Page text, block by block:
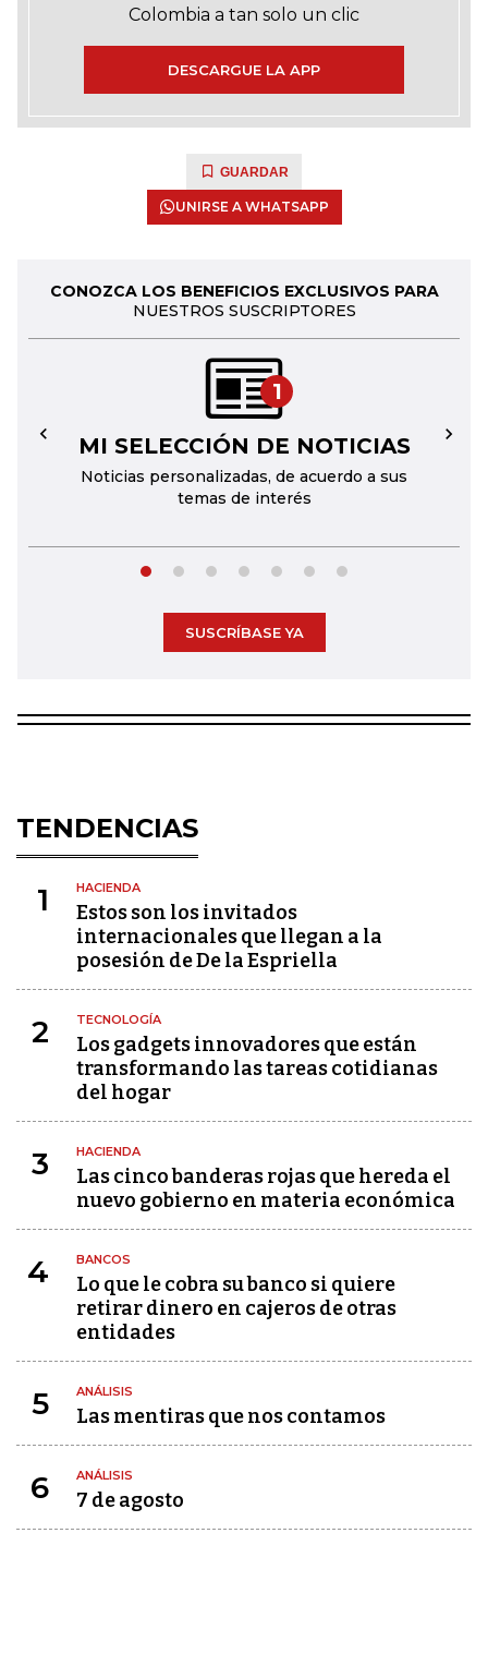
Colombia a tan solo un clic
DESCARGUE LA APP
GUARDAR
UNIRSE A WHATSAPP
CONOZCA LOS BENEFICIOS EXCLUSIVOS PARA
NUESTROS SUSCRIPTORES
1
MI SELECCIÓN DE NOTICIAS
Noticias personalizadas, de acuerdo a sus
temas de interés
← →
SUSCRÍBASE YA
TENDENCIAS
1 HACIENDA
Estos son los invitados
internacionales que llegan a la
posesión de De la Espriella
2 TECNOLOGÍA
Los gadgets innovadores que están
transformando las tareas cotidianas
del hogar
3 HACIENDA
Las cinco banderas rojas que hereda el
nuevo gobierno en materia económica
4 BANCOS
Lo que le cobra su banco si quiere
retirar dinero en cajeros de otras
entidades
5 ANÁLISIS
Las mentiras que nos contamos
6 ANÁLISIS
7 de agosto